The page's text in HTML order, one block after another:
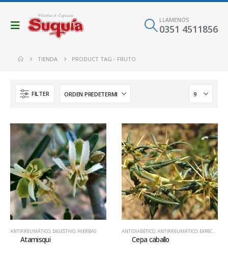
LLAMENOS
0351 4511856
TIENDA PRODUCT TAG - FRUTO
FILTER
ANTIRREUMÁTICO, DIGESTIVO, HIERBAS
Atamisqui
ANTIDIABÉTICO,ANTIRREUMÁTICO, EXPECTORANTE
Cepa caballo